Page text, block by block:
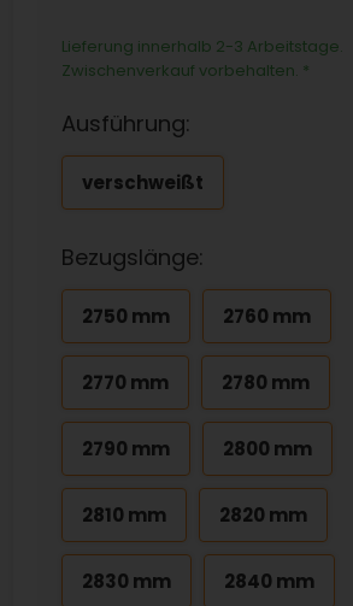
Lieferung innerhalb 2-3 Arbeitstage.
Zwischenverkauf vorbehalten. *
Ausführung:
verschweißt
Bezugslänge:
2750 mm 2760 mm
2770 mm 2780 mm
2790 mm 2800 mm
2810 mm 2820 mm
2830 mm 2840 mm